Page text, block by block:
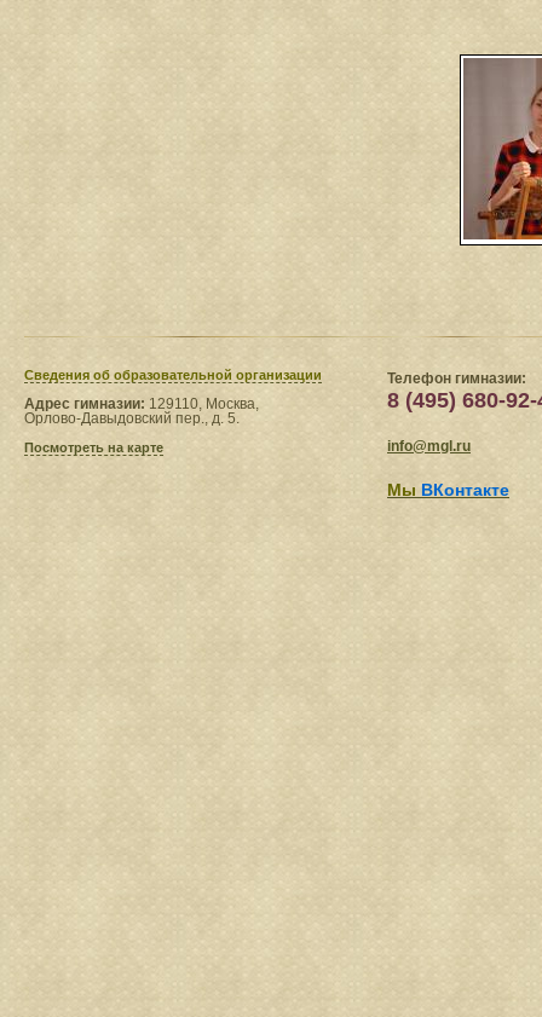
Сведения​ об образовательной организации
Адрес гимназии: 129110, Москва,
Орлово-Давыдовский пер., д. 5.
Посмотреть на карте
Телефон гимназии:
8 (495) 680-92-
info@mgl.ru
Мы ВКонтакте